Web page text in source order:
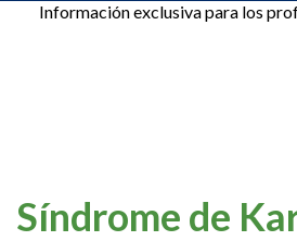
Información exclusiva para los
Síndrome de